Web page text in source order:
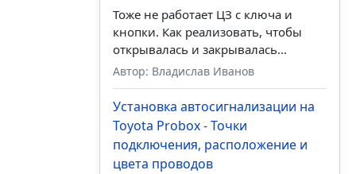
Тоже не работает ЦЗ с ключа и
кнопки. Как реализовать, чтобы
открывалась и закрывалась...
Автор: Владислав Иванов
Установка автосигнализации на
Toyota Probox - Точки
подключения, расположение и
цвета проводов